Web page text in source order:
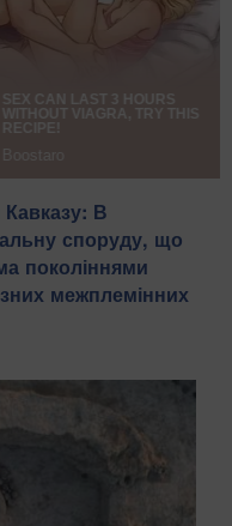
В
споруду, що
поколіннями
межплемінних